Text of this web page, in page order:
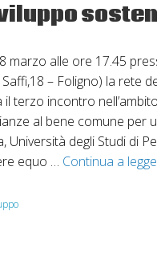
marzo alle ore 17.45
– Foligno) la rete
terzo incontro
al bene comune per
Università degli Studi di
equo … Continua a